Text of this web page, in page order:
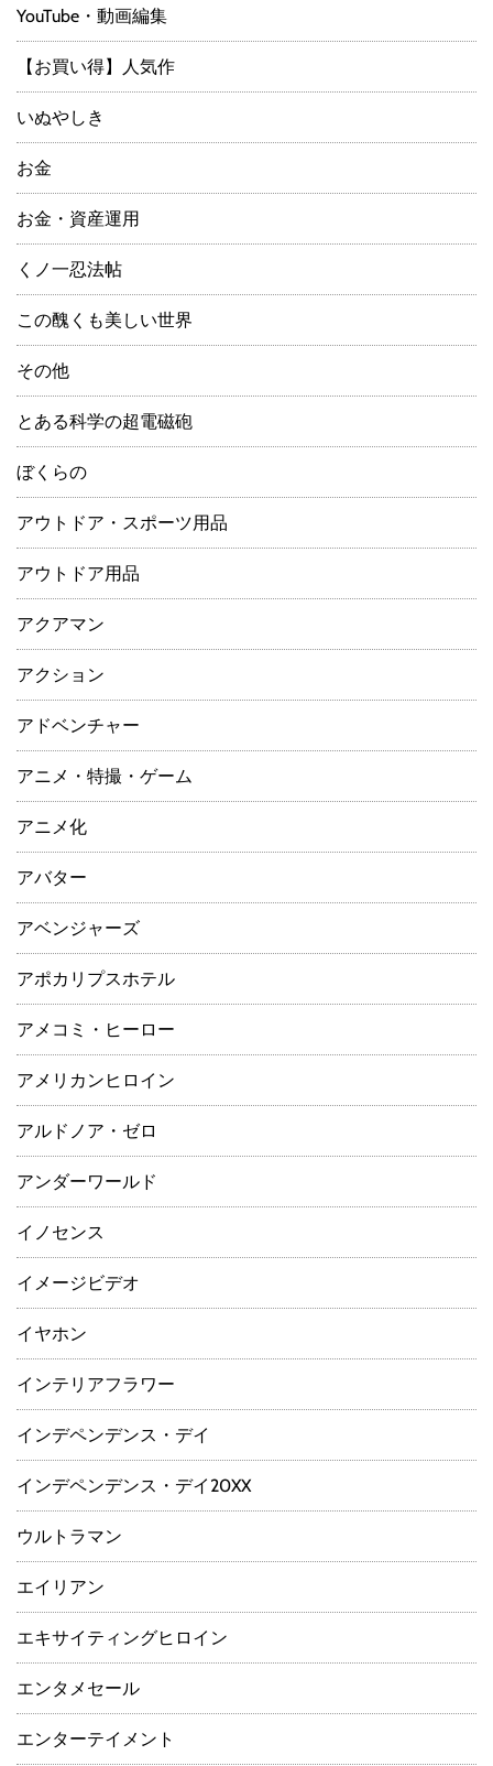
YouTube・動画編集
【お買い得】人気作
いぬやしき
お金
お金・資産運用
くノ一忍法帖
この醜くも美しい世界
その他
とある科学の超電磁砲
ぼくらの
アウトドア・スポーツ用品
アウトドア用品
アクアマン
アクション
アドベンチャー
アニメ・特撮・ゲーム
アニメ化
アバター
アベンジャーズ
アポカリプスホテル
アメコミ・ヒーロー
アメリカンヒロイン
アルドノア・ゼロ
アンダーワールド
イノセンス
イメージビデオ
イヤホン
インテリアフラワー
インデペンデンス・デイ
インデペンデンス・デイ20XX
ウルトラマン
エイリアン
エキサイティングヒロイン
エンタメセール
エンターテイメント